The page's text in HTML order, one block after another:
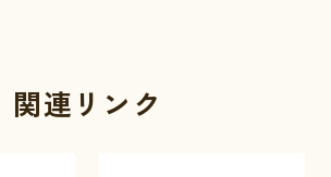
関連リンク